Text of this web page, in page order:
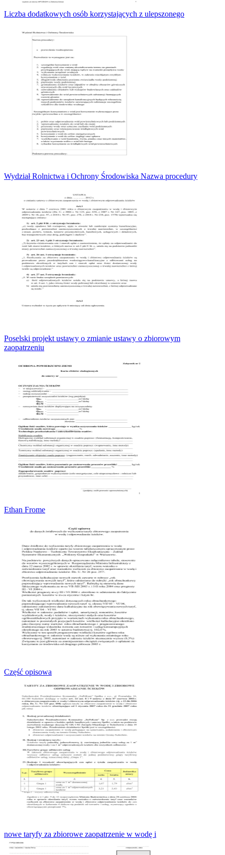
Liczba dodatkowych osób korzystających z ulepszonego
Wydział Rolnictwa i Ochrony Środowiska Nazwa procedury
Poselski projekt ustawy o zmianie ustawy o zbiorowym
zaopatrzeniu
Ethan Frome
Część opisowa
nowe taryfy za zbiorowe zaopatrzenie w wodę i